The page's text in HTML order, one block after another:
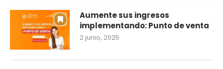
Aumente sus ingresos
implementando: Punto de venta
2 junio, 2025